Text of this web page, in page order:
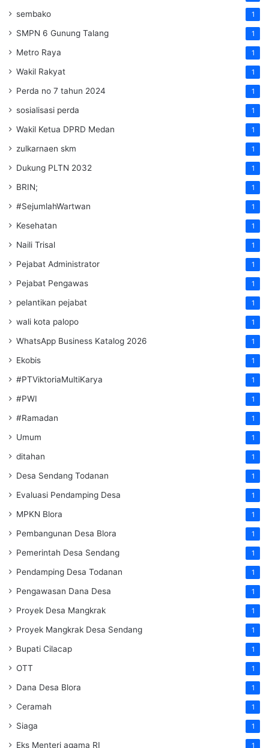
sembako 1
SMPN 6 Gunung Talang 1
Metro Raya 1
Wakil Rakyat 1
Perda no 7 tahun 2024 1
sosialisasi perda 1
Wakil Ketua DPRD Medan 1
zulkarnaen skm 1
Dukung PLTN 2032 1
BRIN; 1
#SejumlahWartwan 1
Kesehatan 1
Naili Trisal 1
Pejabat Administrator 1
Pejabat Pengawas 1
pelantikan pejabat 1
wali kota palopo 1
WhatsApp Business Katalog 2026 1
Ekobis 1
#PTViktoriaMultiKarya 1
#PWI 1
#Ramadan 1
Umum 1
ditahan 1
Desa Sendang Todanan 1
Evaluasi Pendamping Desa 1
MPKN Blora 1
Pembangunan Desa Blora 1
Pemerintah Desa Sendang 1
Pendamping Desa Todanan 1
Pengawasan Dana Desa 1
Proyek Desa Mangkrak 1
Proyek Mangkrak Desa Sendang 1
Bupati Cilacap 1
OTT 1
Dana Desa Blora 1
Ceramah 1
Siaga 1
Eks Menteri agama RI 1